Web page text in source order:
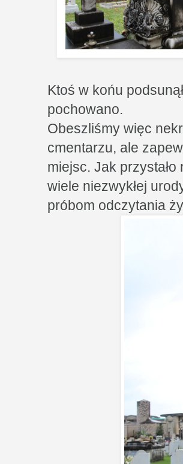
Ktoś w końu
pochowano.
Obeszliśmy więc
cmentarzu, ale
miejsc. Jak
wiele niezwykłej
próbom odczytania